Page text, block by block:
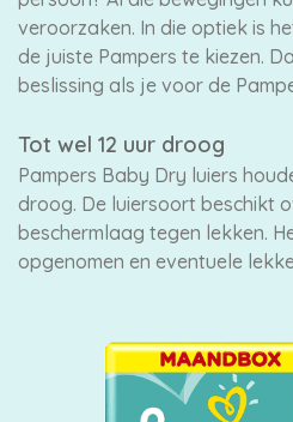
veroorzaken. In die optiek is
de juiste Pampers te kiezen.
beslissing als je voor de
Tot wel 12 uur droog
Pampers Baby Dry luiers
droog. De luiersoort beschikt
beschermlaag tegen lekken.
opgenomen en eventuele